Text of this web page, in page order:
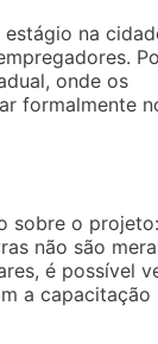
na
onde os
formalmente
sobre o projeto:
não são
é possível
a capacitação